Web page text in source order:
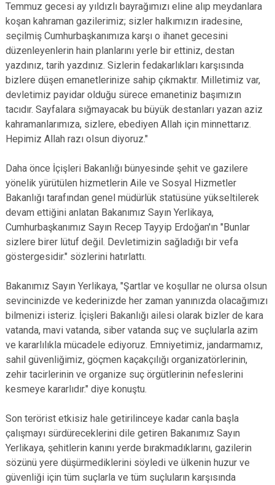
Temmuz gecesi ay yıldızlı bayrağımızı eline alıp meydanlara
koşan kahraman gazilerimiz; sizler halkımızın iradesine,
seçilmiş Cumhurbaşkanımıza karşı o ihanet gecesini
düzenleyenlerin hain planlarını yerle bir ettiniz, destan
yazdınız, tarih yazdınız. Sizlerin fedakarlıkları karşısında
bizlere düşen emanetlerinize sahip çıkmaktır. Milletimiz var,
devletimiz payidar olduğu sürece emanetiniz başımızın
tacıdır. Sayfalara sığmayacak bu büyük destanları yazan aziz
kahramanlarımıza, sizlere, ebediyen Allah için minnettarız.
Hepimiz Allah razı olsun diyoruz."
Daha önce İçişleri Bakanlığı bünyesinde şehit ve gazilere
yönelik yürütülen hizmetlerin Aile ve Sosyal Hizmetler
Bakanlığı tarafından genel müdürlük statüsüne yükseltilerek
devam ettiğini anlatan Bakanımız Sayın Yerlikaya,
Cumhurbaşkanımız Sayın Recep Tayyip Erdoğan'ın "Bunlar
sizlere birer lütuf değil. Devletimizin sağladığı bir vefa
göstergesidir." sözlerini hatırlattı.
Bakanımız Sayın Yerlikaya, "Şartlar ve koşullar ne olursa olsun
sevincinizde ve kederinizde her zaman yanınızda olacağımızı
bilmenizi isteriz. İçişleri Bakanlığı ailesi olarak bizler de kara
vatanda, mavi vatanda, siber vatanda suç ve suçlularla azim
ve kararlılıkla mücadele ediyoruz. Emniyetimiz, jandarmamız,
sahil güvenliğimiz, göçmen kaçakçılığı organizatörlerinin,
zehir tacirlerinin ve organize suç örgütlerinin nefeslerini
kesmeye kararlıdır." diye konuştu.
Son terörist etkisiz hale getirilinceye kadar canla başla
çalışmayı sürdüreceklerini dile getiren Bakanımız Sayın
Yerlikaya, şehitlerin kanını yerde bırakmadıklarını, gazilerin
sözünü yere düşürmediklerini söyledi ve ülkenin huzur ve
güvenliği için tüm suçlarla ve tüm suçluların karşısında